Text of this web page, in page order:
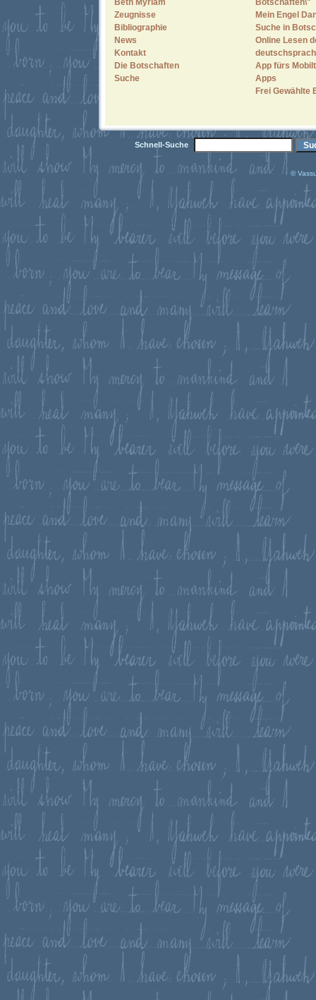
Beth Myriam
Zeugnisse
Bibliographie
News
Kontakt
Die Botschaften
Suche
Botschaften\"
Mein Engel
Suche in
Online Lesen
App fürs
Apps
Frei Gewählte
Schnell-Suche
©